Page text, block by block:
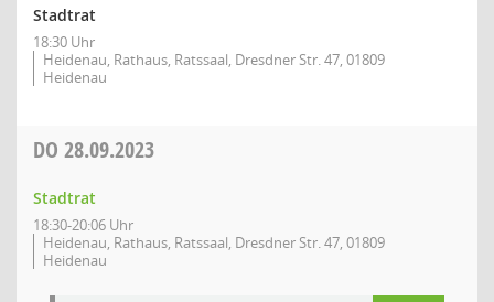
Stadtrat
18:30 Uhr
Heidenau, Rathaus, Ratssaal, Dresdner Str. 47, 01809
Heidenau
DO 28.09.2023
Stadtrat
18:30-20:06 Uhr
Heidenau, Rathaus, Ratssaal, Dresdner Str. 47, 01809
Heidenau